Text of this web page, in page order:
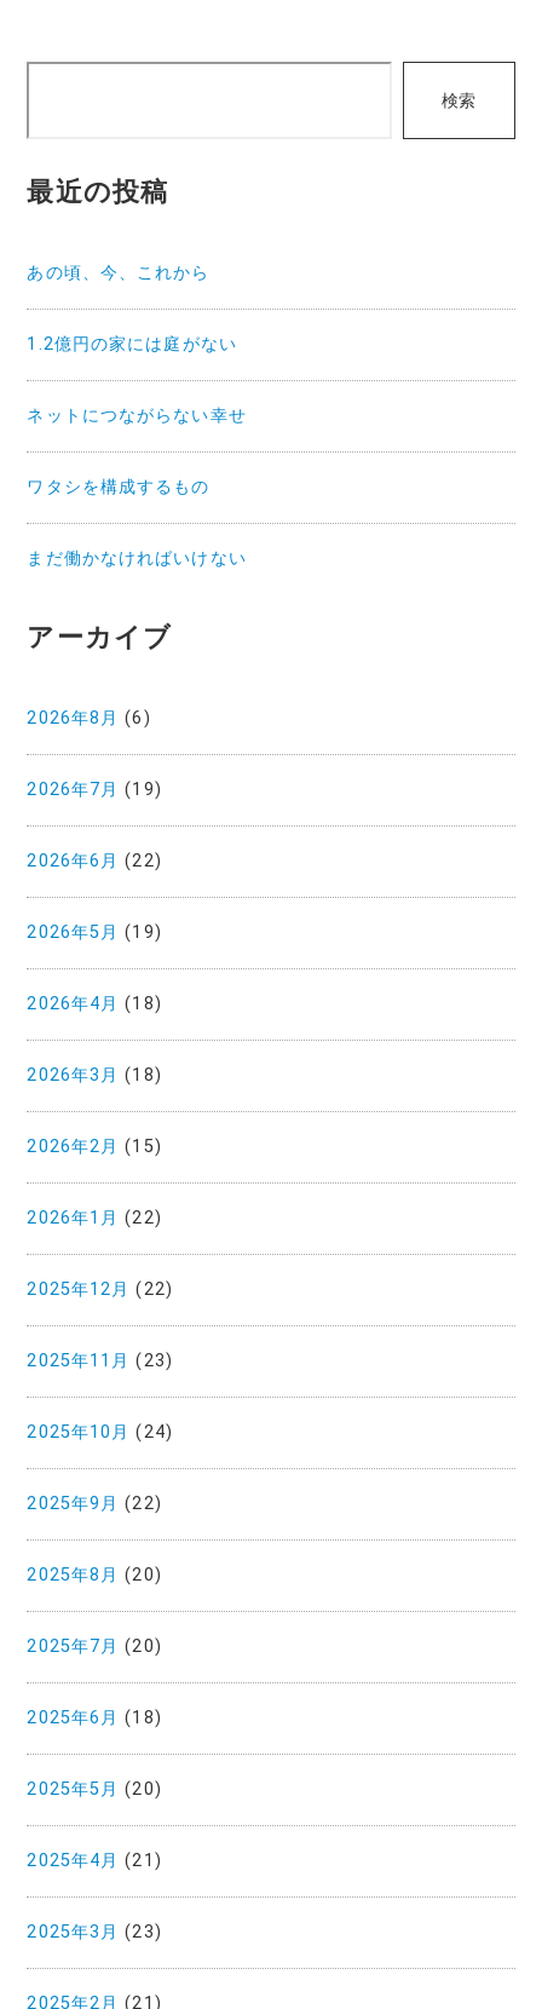
検索
最近の投稿
あの頃、今、これから
1.2億円の家には庭がない
ネットにつながらない幸せ
ワタシを構成するもの
まだ働かなければいけない
アーカイブ
2026年8月 (6)
2026年7月 (19)
2026年6月 (22)
2026年5月 (19)
2026年4月 (18)
2026年3月 (18)
2026年2月 (15)
2026年1月 (22)
2025年12月 (22)
2025年11月 (23)
2025年10月 (24)
2025年9月 (22)
2025年8月 (20)
2025年7月 (20)
2025年6月 (18)
2025年5月 (20)
2025年4月 (21)
2025年3月 (23)
2025年2月 (21)